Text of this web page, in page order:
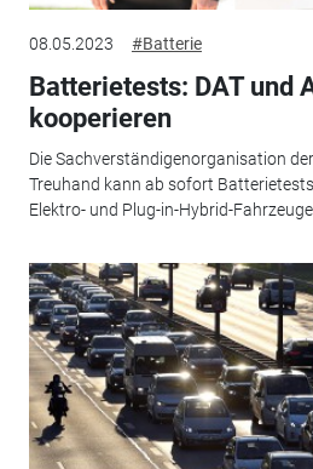
08.05.2023 #Batterie
Batterietests: DAT und
kooperieren
Die Sachverständigenorganisation
Treuhand kann ab sofort
Elektro- und Plug-in-Hybrid-